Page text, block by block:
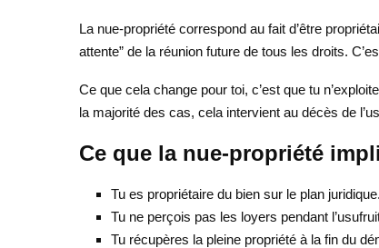
La nue-propriété correspond au fait d’être
attente” de la réunion future de tous les droits.
Ce que cela change pour toi, c’est que tu
la majorité des cas, cela intervient au décès de
Ce que la nue-propriété
Tu es propriétaire du bien sur le plan juridique.
Tu ne perçois pas les loyers pendant
Tu récupères la pleine propriété à la fin du